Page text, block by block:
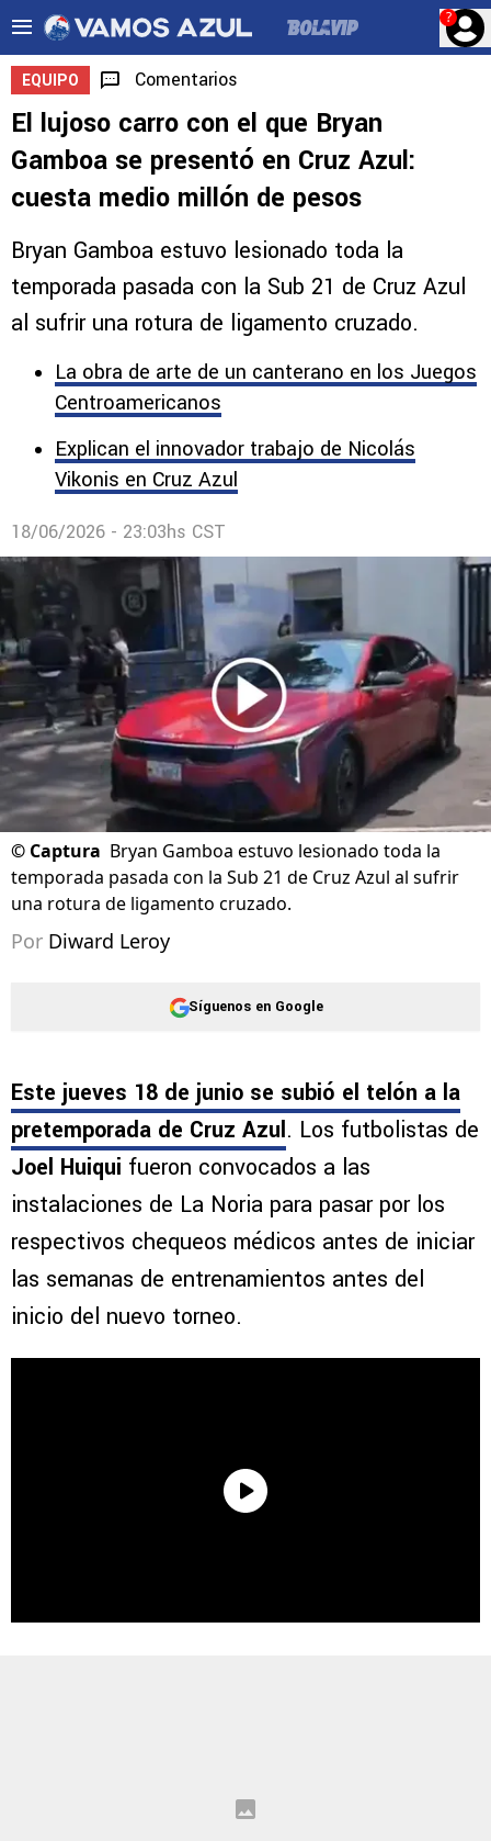
?
EQUIPO Comentarios
El lujoso carro con el que Bryan
Gamboa se presentó en Cruz Azul:
cuesta medio millón de pesos
Bryan Gamboa estuvo lesionado toda la
temporada pasada con la Sub 21 de Cruz Azul
al sufrir una rotura de ligamento cruzado.
La obra de arte de un canterano en los Juegos
Centroamericanos
Explican el innovador trabajo de Nicolás
Vikonis en Cruz Azul
18/06/2026 - 23:03hs CST
© Captura Bryan Gamboa estuvo lesionado toda la
temporada pasada con la Sub 21 de Cruz Azul al sufrir
una rotura de ligamento cruzado.
Por Diward Leroy
Síguenos en Google
Este jueves 18 de junio se subió el telón a la
pretemporada de Cruz Azul. Los futbolistas de
Joel Huiqui fueron convocados a las
instalaciones de La Noria para pasar por los
respectivos chequeos médicos antes de iniciar
las semanas de entrenamientos antes del
inicio del nuevo torneo.